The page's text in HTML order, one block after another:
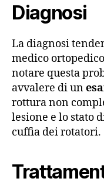
Diagnosi
La diagnosi
medico
notare questa
avvalere di un
rottura non
lesione e lo stato
cuffia dei rotatori.